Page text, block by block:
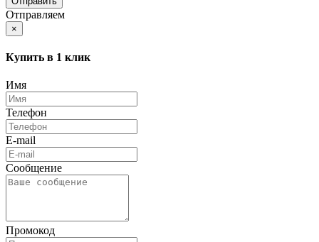
Отправляем
×
Купить в 1 клик
Имя
Телефон
E-mail
Сообщение
Промокод